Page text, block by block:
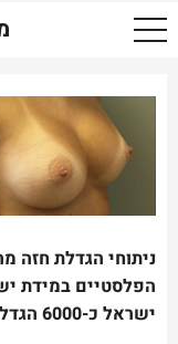
ניתוחי הגדלת חזה
הפלסטיים במידת
ישראל כ-6000 הגדלות חזה לערך.